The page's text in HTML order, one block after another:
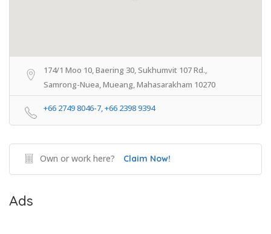
174/1 Moo 10, Baering 30, Sukhumvit 107 Rd.,
Samrong-Nuea, Mueang, Mahasarakham 10270
+66 2749 8046-7, +66 2398 9394
Own or work here? Claim Now!
Ads